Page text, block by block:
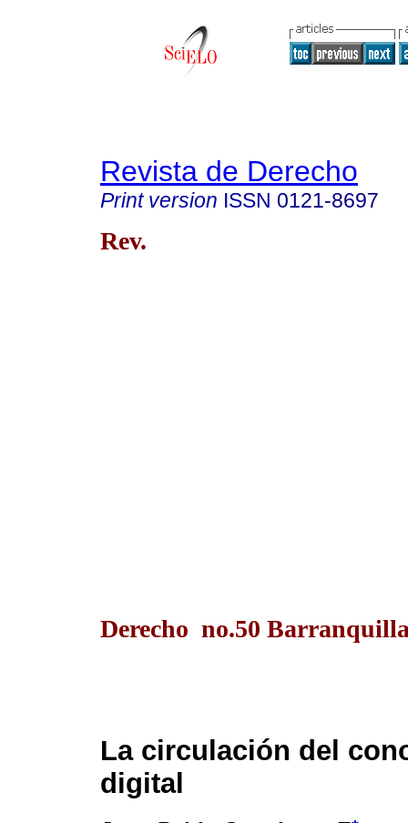
Revista de Derecho
Print version ISSN 0121-8697
Rev.
Derecho no.50
La circulación del
digital